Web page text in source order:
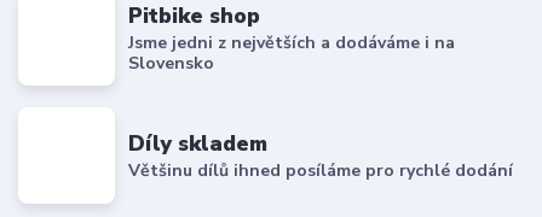
Pitbike shop
Jsme jedni z největších a dodáváme i na
Slovensko
Díly skladem
Většinu dílů ihned posíláme pro rychlé dodání